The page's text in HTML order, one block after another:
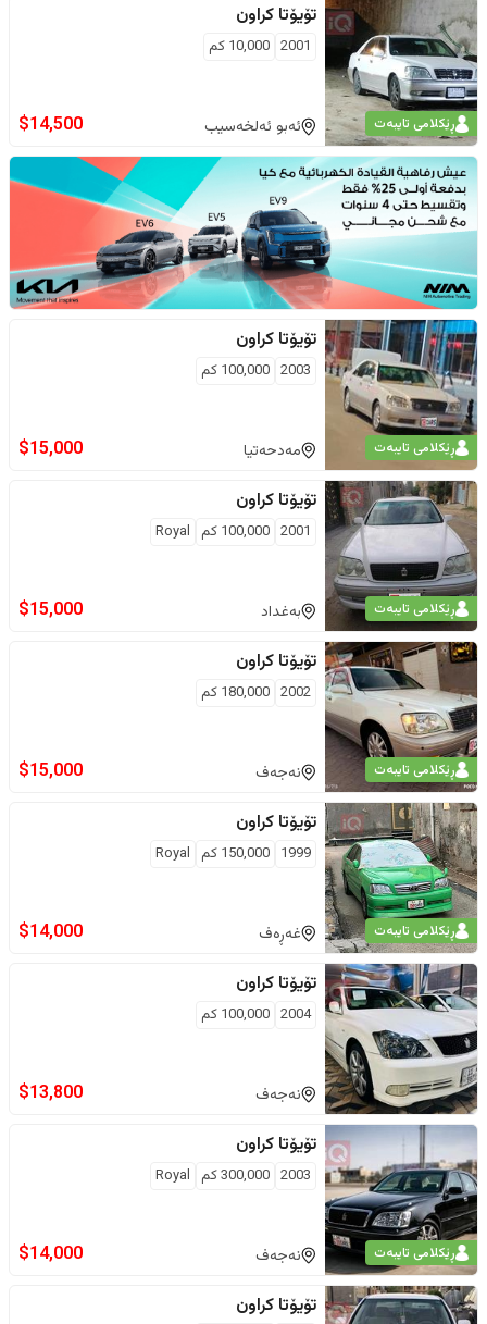
ڕێکلامی تایبەت
تۆیۆتا کراون
2001
10,000 كم
ئەبو ئەلخەسیب $14,500
ڕێکلامی تایبەت
تۆیۆتا کراون
2003
100,000 كم
مەدحەتیا $15,000
ڕێکلامی تایبەت
تۆیۆتا کراون
2001
100,000 كم Royal
بەغداد $15,000
ڕێکلامی تایبەت
تۆیۆتا کراون
2002
180,000 كم
نەجەف $15,000
ڕێکلامی تایبەت
تۆیۆتا کراون
1999
150,000 كم Royal
غەڕەف $14,000
تۆیۆتا کراون
2004
100,000 كم
نەجەف $13,800
ڕێکلامی تایبەت
تۆیۆتا کراون
2003
300,000كم Royal
نەجەف $14,000
تۆیۆتا کراون